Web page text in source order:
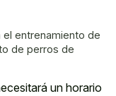
el entrenamiento de
de perros de
un horario